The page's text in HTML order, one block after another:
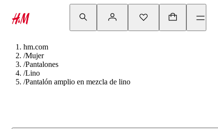
hm.com
/Mujer
/Pantalones
/Lino
/Pantalón amplio en mezcla de lino